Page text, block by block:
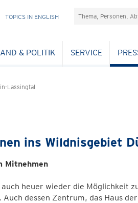
TOPICS IN ENGLISH Suchefeld
& POLITIK SERVICE
Lassingtal
ins Wildnisgebiet
Mitnehmen
heuer wieder die Möglichkeit
dessen Zentrum, das Haus